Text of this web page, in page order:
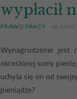
wypłacił
PRAWO PRACY 08
Wynagrodzenie jest
określonej sumy
uchyla się on od
pieniądze?